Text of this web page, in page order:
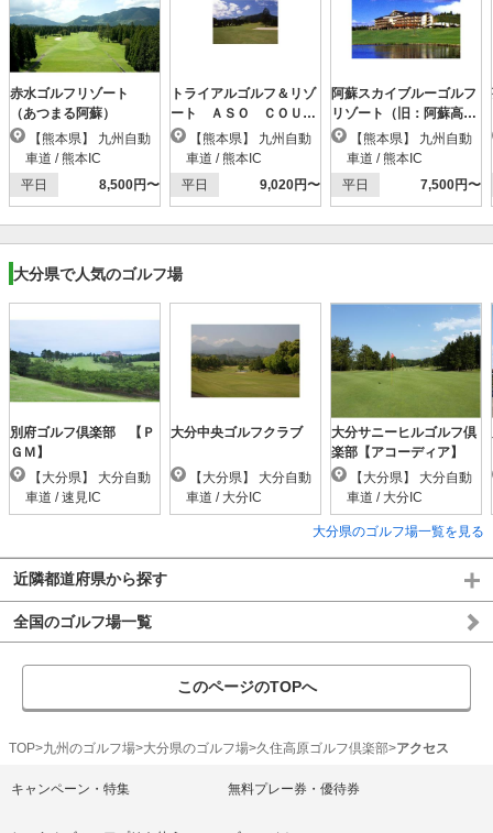
赤水ゴルフリゾート
（あつまる阿蘇）
車道 / 熊本IC
平日
8,500円〜
トライアルゴルフ＆リゾ
ート ＡＳＯ ＣＯＵＲ
ＳＥ（阿蘇東急）
車道 / 熊本IC
平日
9,020円〜
阿蘇スカイブルーゴルフ
リゾート（旧：阿蘇高
森）
車道 / 熊本IC
平日
7,500円〜
大分県で人気のゴルフ場
別府ゴルフ倶楽部 【Ｐ
ＧＭ】
車道 / 速見IC
大分中央ゴルフクラブ
車道 / 大分IC
大分サニーヒルゴルフ倶
楽部【アコーディア】
車道 / 大分IC
大分県のゴルフ場一覧を見る
近隣都道府県から探す
全国のゴルフ場一覧
このページのTOPへ
TOP 九州のゴルフ場 大分県のゴルフ場 久住高原ゴルフ倶楽部 アクセス
キャンペーン・特集 無料プレー券・優待券